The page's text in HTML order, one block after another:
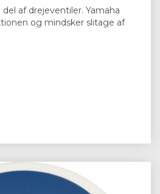
af drejeventiler. Yamaha
og mindsker slitage af